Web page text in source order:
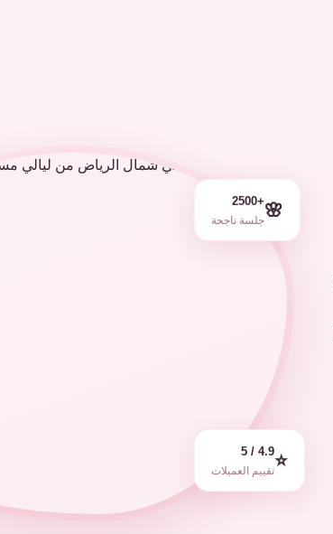
⭐
4.9 / 5
تقييم العميلات
🌸
+2500
جلسة ناجحة